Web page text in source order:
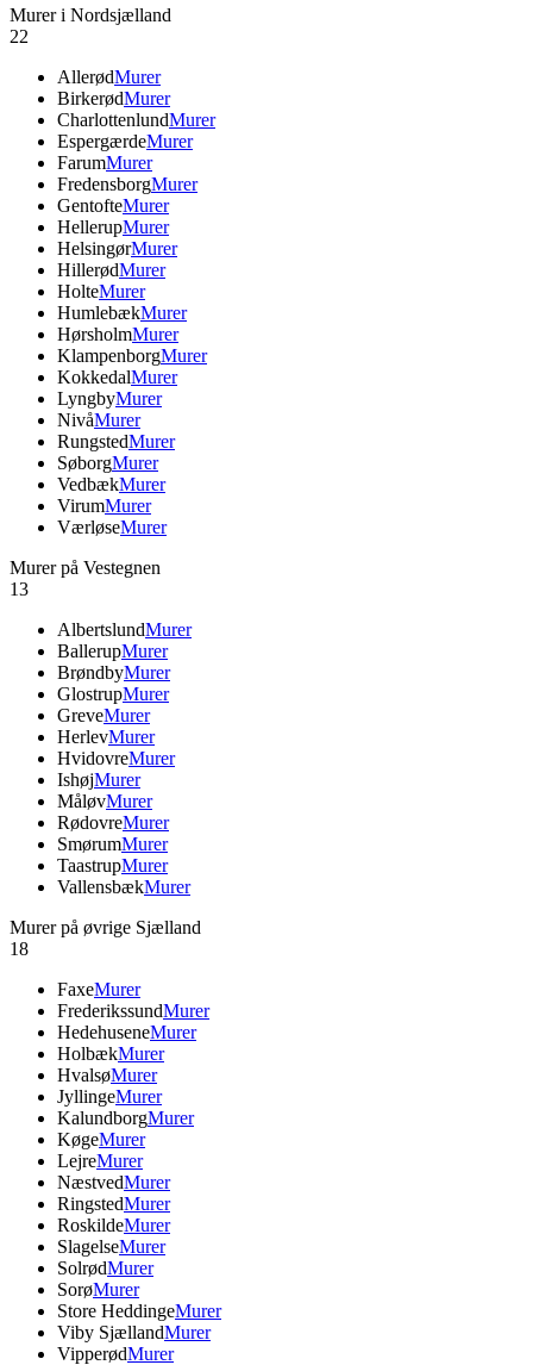
Murer i Nordsjælland
22
AllerødMurer
BirkerødMurer
CharlottenlundMurer
EspergærdeMurer
FarumMurer
FredensborgMurer
GentofteMurer
HellerupMurer
HelsingørMurer
HillerødMurer
HolteMurer
HumlebækMurer
HørsholmMurer
KlampenborgMurer
KokkedalMurer
LyngbyMurer
NivåMurer
RungstedMurer
SøborgMurer
VedbækMurer
VirumMurer
VærløseMurer
Murer på Vestegnen
13
AlbertslundMurer
BallerupMurer
BrøndbyMurer
GlostrupMurer
GreveMurer
HerlevMurer
HvidovreMurer
IshøjMurer
MåløvMurer
RødovreMurer
SmørumMurer
TaastrupMurer
VallensbækMurer
Murer på øvrige Sjælland
18
FaxeMurer
FrederikssundMurer
HedehuseneMurer
HolbækMurer
HvalsøMurer
JyllingeMurer
KalundborgMurer
KøgeMurer
LejreMurer
NæstvedMurer
RingstedMurer
RoskildeMurer
SlagelseMurer
SolrødMurer
SorøMurer
Store HeddingeMurer
Viby SjællandMurer
VipperødMurer